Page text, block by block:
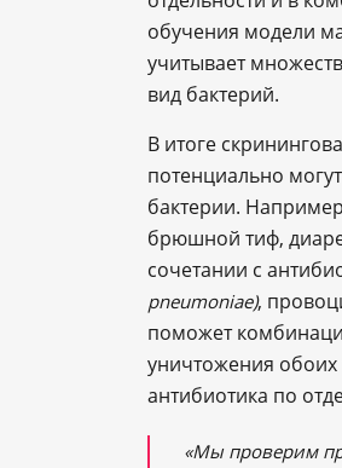
обучения модели
учитывает
вид бактерий.
В итоге
потенциально
бактерии.
брюшной тиф,
сочетании с
pneumoniae),
поможет
уничтожения обоих
антибиотика по
«Мы проверим